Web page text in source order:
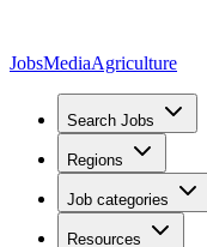
JobsMediaAgriculture
Search Jobs
Regions
Job categories
Resources